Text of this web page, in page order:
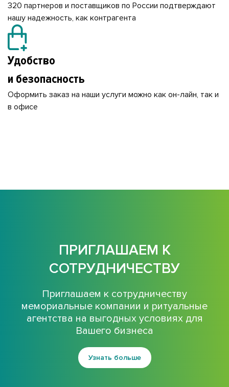
320 партнеров и поставщиков по России подтверждают
нашу надежность, как контрагента
Удобство
и безопасность
Оформить заказ на наши услуги можно как он-лайн, так и
в офисе
ПРИГЛАШАЕМ К
СОТРУДНИЧЕСТВУ
Приглашаем к сотрудничеству
мемориальные компании и ритуальные
агентства на выгодных условиях для
Вашего бизнеса
Узнать больше